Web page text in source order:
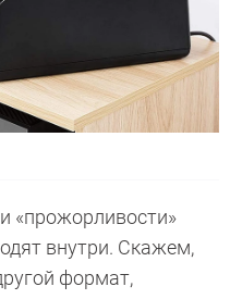
«прожорливости»
внутри. Скажем,
формат,